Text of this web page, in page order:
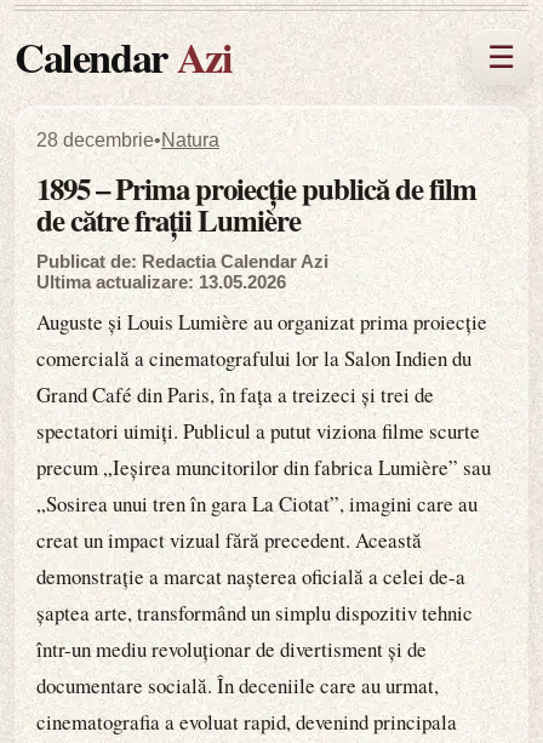
CalendarAzi ☰
28 decembrie•Natura
1895 – Prima proiecție publică de film
de către frații Lumière
Publicat de: Redactia Calendar Azi
Ultima actualizare: 13.05.2026
Auguste și Louis Lumière au organizat prima proiecție
comercială a cinematografului lor la Salon Indien du
Grand Café din Paris, în fața a treizeci și trei de
spectatori uimiți. Publicul a putut viziona filme scurte
precum „Ieșirea muncitorilor din fabrica Lumière” sau
„Sosirea unui tren în gara La Ciotat”, imagini care au
creat un impact vizual fără precedent. Această
demonstrație a marcat nașterea oficială a celei de-a
șaptea arte, transformând un simplu dispozitiv tehnic
într-un mediu revoluționar de divertisment și de
documentare socială. În deceniile care au urmat,
cinematografia a evoluat rapid, devenind principala